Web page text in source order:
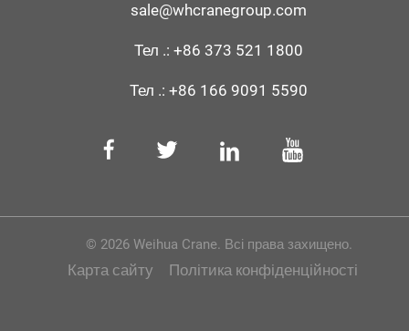
sale@whcranegroup.com
Тел .:+86 373 521 1800
Тел .:+86 166 9091 5590
© 2026 Weihua Crane. Всі права захищено.
Карта сайту Політика конфіденційності